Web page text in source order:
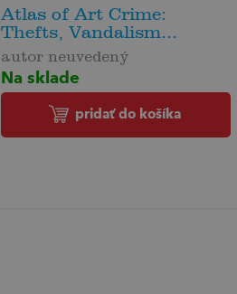
Atlas of Art Crime:
Thefts, Vandalism...
autor neuvedený
Na sklade
pridať do košíka